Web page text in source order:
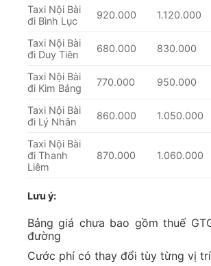
Taxi Nội Bài
đi Bình Lục
920.000 1.120.000
Taxi Nội Bài
đi Duy Tiên
680.000 830.000
Taxi Nội Bài
đi Kim Bảng
770.000 950.000
Taxi Nội Bài
đi Lý Nhân
860.000 1.050.000
Taxi Nội Bài
đi Thanh
Liêm
870.000 1.060.000
Lưu ý:
Bảng giá chưa bao gồm thuế
đường
Cước phí có thay đổi tùy từng vị